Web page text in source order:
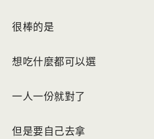
很棒的是
想吃什麼都可以選
一人一份就對了
但是要自己去拿